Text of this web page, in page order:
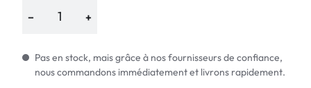
− +
Pas en stock, mais grâce à nos fournisseurs de confiance,
nous commandons immédiatement et livrons rapidement.